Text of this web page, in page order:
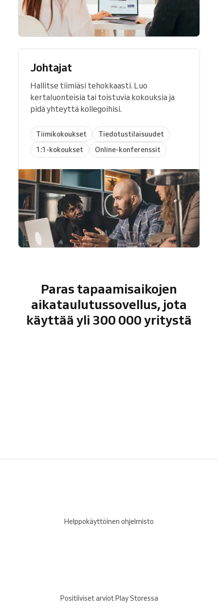
Johtajat
Hallitse tiimiäsi tehokkaasti. Luo
kertaluonteisia tai toistuvia kokouksia ja
pidä yhteyttä kollegoihisi.
Tiimikokoukset
Tiedotustilaisuudet
1:1-kokoukset
Online-konferenssit
Paras tapaamisaikojen
aikataulutussovellus, jota
käyttää yli 300 000 yritystä
Helppokäyttöinen ohjelmisto
Positiiviset arviot Play Storessa